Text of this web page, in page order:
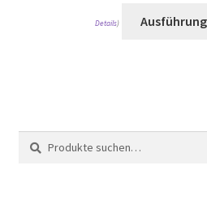
Details)
Suche
nach:
Suche